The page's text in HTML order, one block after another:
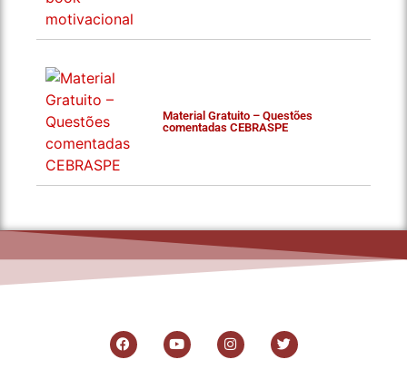
Material Gratuito – Questões
comentadas CEBRASPE